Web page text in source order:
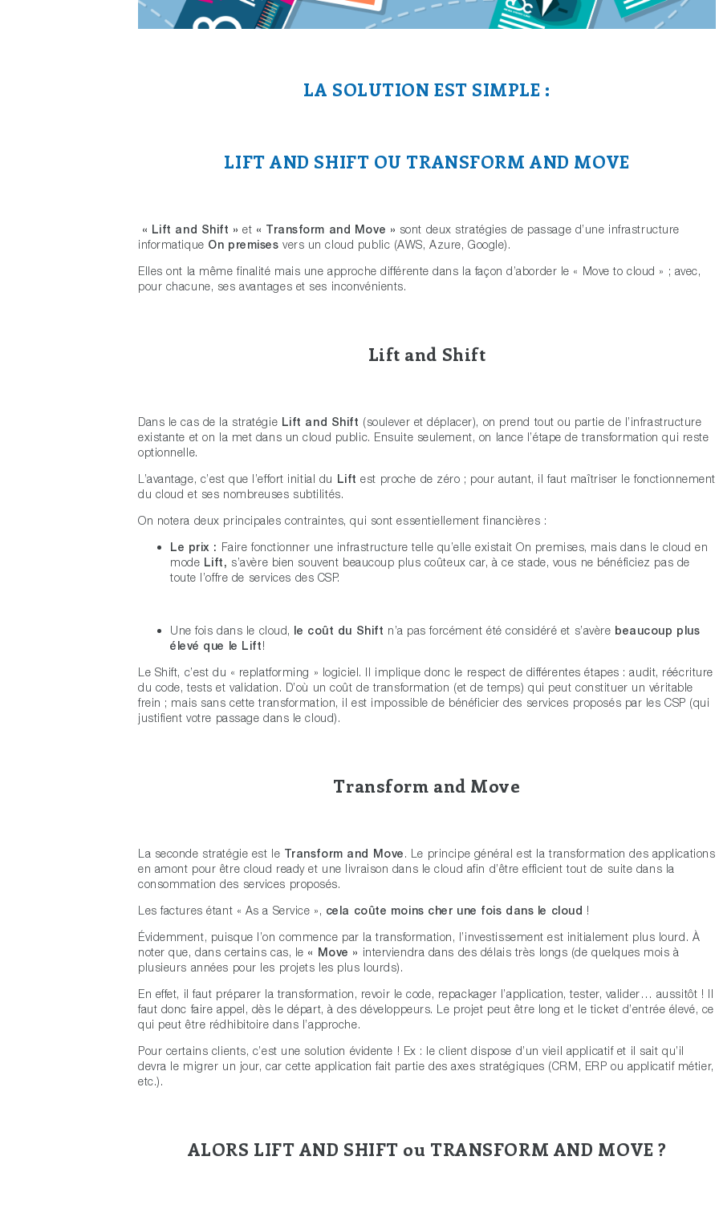
LA SOLUTION EST SIMPLE :
LIFT AND SHIFT OU TRANSFORM AND MOVE
« Lift and Shift » et « Transform and Move » sont deux stratégies de passage d’une infrastructure
informatique On premises vers un cloud public (AWS, Azure, Google).
Elles ont la même finalité mais une approche différente dans la façon d’aborder le « Move to cloud » ; avec,
pour chacune, ses avantages et ses inconvénients.
Lift and Shift
Dans le cas de la stratégie Lift and Shift (soulever et déplacer), on prend tout ou partie de l’infrastructure
existante et on la met dans un cloud public. Ensuite seulement, on lance l’étape de transformation qui reste
optionnelle.
L’avantage, c’est que l’effort initial du Lift est proche de zéro ; pour autant, il faut maîtriser le fonctionnement
du cloud et ses nombreuses subtilités.
On notera deux principales contraintes, qui sont essentiellement financières :
Le prix : Faire fonctionner une infrastructure telle qu’elle existait On premises, mais dans le cloud en
mode Lift, s’avère bien souvent beaucoup plus coûteux car, à ce stade, vous ne bénéficiez pas de
toute l’offre de services des CSP.
Une fois dans le cloud, le coût du Shift n’a pas forcément été considéré et s’avère beaucoup plus
élevé que le Lift!
Le Shift, c’est du « replatforming » logiciel. Il implique donc le respect de différentes étapes : audit, réécriture
du code, tests et validation. D’où un coût de transformation (et de temps) qui peut constituer un véritable
frein ; mais sans cette transformation, il est impossible de bénéficier des services proposés par les CSP (qui
justifient votre passage dans le cloud).
Transform and Move
La seconde stratégie est le Transform and Move. Le principe général est la transformation des applications
en amont pour être cloud ready et une livraison dans le cloud afin d’être efficient tout de suite dans la
consommation des services proposés.
Les factures étant « As a Service », cela coûte moins cher une fois dans le cloud !
Évidemment, puisque l’on commence par la transformation, l’investissement est initialement plus lourd. À
noter que, dans certains cas, le « Move » interviendra dans des délais très longs (de quelques mois à
plusieurs années pour les projets les plus lourds).
En effet, il faut préparer la transformation, revoir le code, repackager l’application, tester, valider… aussitôt ! Il
faut donc faire appel, dès le départ, à des développeurs. Le projet peut être long et le ticket d’entrée élevé, ce
qui peut être rédhibitoire dans l’approche.
Pour certains clients, c’est une solution évidente ! Ex : le client dispose d’un vieil applicatif et il sait qu’il
devra le migrer un jour, car cette application fait partie des axes stratégiques (CRM, ERP ou applicatif métier,
etc.).
ALORS LIFT AND SHIFT ou TRANSFORM AND MOVE ?